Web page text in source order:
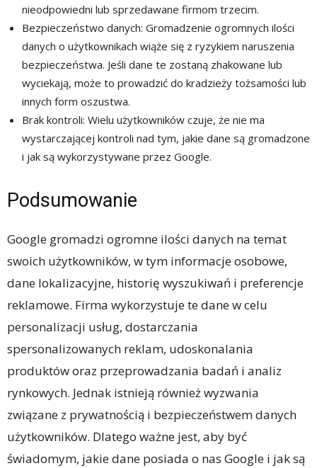
nieodpowiedni lub sprzedawane firmom trzecim.
Bezpieczeństwo danych: Gromadzenie ogromnych ilości
danych o użytkownikach wiąże się z ryzykiem naruszenia
bezpieczeństwa. Jeśli dane te zostaną zhakowane lub
wyciekają, może to prowadzić do kradzieży tożsamości lub
innych form oszustwa.
Brak kontroli: Wielu użytkowników czuje, że nie ma
wystarczającej kontroli nad tym, jakie dane są gromadzone
i jak są wykorzystywane przez Google.
Podsumowanie
Google gromadzi ogromne ilości danych na temat
swoich użytkowników, w tym informacje osobowe,
dane lokalizacyjne, historię wyszukiwań i preferencje
reklamowe. Firma wykorzystuje te dane w celu
personalizacji usług, dostarczania
spersonalizowanych reklam, udoskonalania
produktów oraz przeprowadzania badań i analiz
rynkowych. Jednak istnieją również wyzwania
związane z prywatnością i bezpieczeństwem danych
użytkowników. Dlatego ważne jest, aby być
świadomym, jakie dane posiada o nas Google i jak są